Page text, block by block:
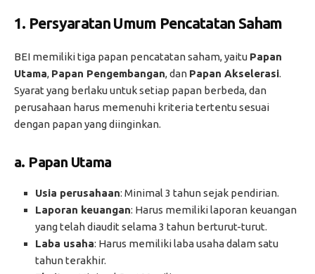
1. Persyaratan Umum Pencatatan Saham
BEI memiliki tiga papan pencatatan saham, yaitu Papan
Utama, Papan Pengembangan, dan Papan Akselerasi.
Syarat yang berlaku untuk setiap papan berbeda, dan
perusahaan harus memenuhi kriteria tertentu sesuai
dengan papan yang diinginkan.
a. Papan Utama
Usia perusahaan: Minimal 3 tahun sejak pendirian.
Laporan keuangan: Harus memiliki laporan keuangan
yang telah diaudit selama 3 tahun berturut-turut.
Laba usaha: Harus memiliki laba usaha dalam satu
tahun terakhir.